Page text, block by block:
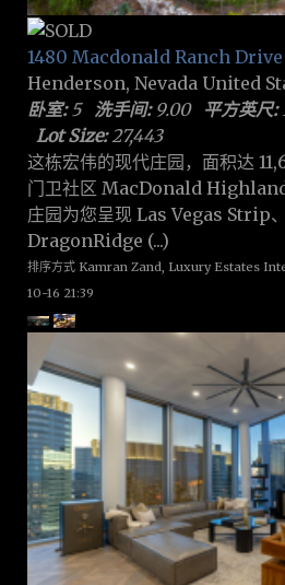
1480 Macdonald Ranch Drive
Henderson, Nevada United
卧室:5 洗手间:9.00 平方英尺:
Lot Size:27,443
这栋宏伟的现代庄园，面积达
门卫社区 MacDonald
庄园为您呈现 Las Vegas Strip
DragonRidge (...)
排序方式 Kamran Zand, Luxury Estates
10-16 21:39